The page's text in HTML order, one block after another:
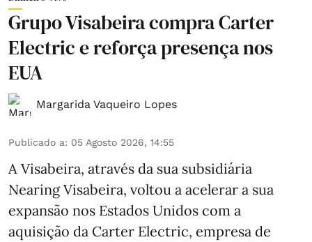
Grupo Visabeira compra Carter
Electric e reforça presença nos
EUA
Margarida Vaqueiro Lopes
Publicado a: 05 Agosto 2026, 14:55
A Visabeira, através da sua subsidiária
Nearing Visabeira, voltou a acelerar a sua
expansão nos Estados Unidos com a
aquisição da Carter Electric, empresa de